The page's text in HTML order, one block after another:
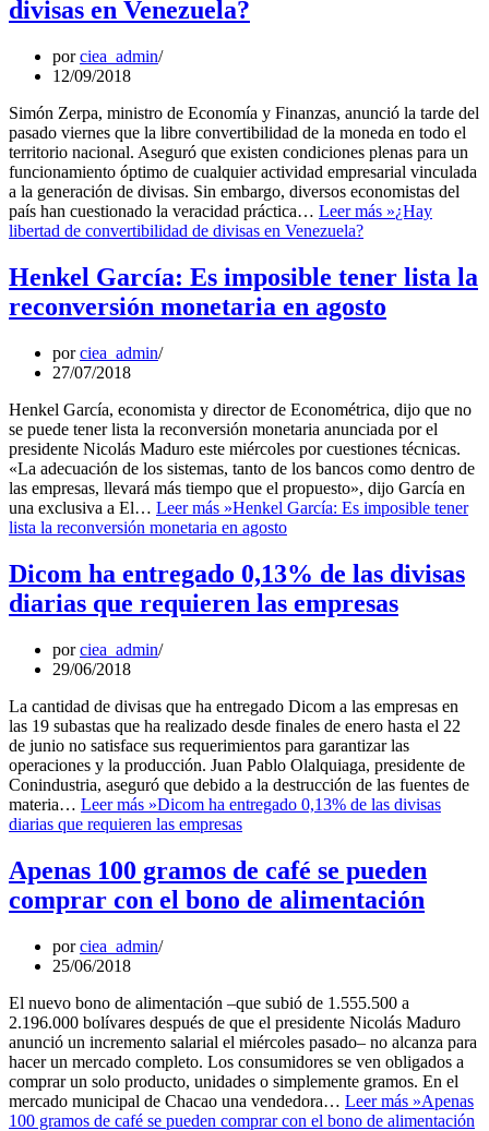
divisas en Venezuela?
porciea_admin
12/09/2018
Simón Zerpa, ministro de Economía y Finanzas, anunció la tarde del
pasado viernes que la libre convertibilidad de la moneda en todo el
territorio nacional. Aseguró que existen condiciones plenas para un
funcionamiento óptimo de cualquier actividad empresarial vinculada
a la generación de divisas. Sin embargo, diversos economistas del
país han cuestionado la veracidad práctica… Leer más »¿Hay
libertad de convertibilidad de divisas en Venezuela?
Henkel García: Es imposible tener lista la
reconversión monetaria en agosto
porciea_admin
27/07/2018
Henkel García, economista y director de Econométrica, dijo que no
se puede tener lista la reconversión monetaria anunciada por el
presidente Nicolás Maduro este miércoles por cuestiones técnicas.
«La adecuación de los sistemas, tanto de los bancos como dentro de
las empresas, llevará más tiempo que el propuesto», dijo García en
una exclusiva a El… Leer más »Henkel García: Es imposible tener
lista la reconversión monetaria en agosto
Dicom ha entregado 0,13% de las divisas
diarias que requieren las empresas
porciea_admin
29/06/2018
La cantidad de divisas que ha entregado Dicom a las empresas en
las 19 subastas que ha realizado desde finales de enero hasta el 22
de junio no satisface sus requerimientos para garantizar las
operaciones y la producción. Juan Pablo Olalquiaga, presidente de
Conindustria, aseguró que debido a la destrucción de las fuentes de
materia… Leer más »Dicom ha entregado 0,13% de las divisas
diarias que requieren las empresas
Apenas 100 gramos de café se pueden
comprar con el bono de alimentación
porciea_admin
25/06/2018
El nuevo bono de alimentación –que subió de 1.555.500 a
2.196.000 bolívares después de que el presidente Nicolás Maduro
anunció un incremento salarial el miércoles pasado– no alcanza para
hacer un mercado completo. Los consumidores se ven obligados a
comprar un solo producto, unidades o simplemente gramos. En el
mercado municipal de Chacao una vendedora… Leer más »Apenas
100 gramos de café se pueden comprar con el bono de alimentación